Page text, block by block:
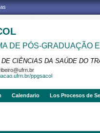
DE PÓS-GRADUAÇÃO
DE CIÊNCIAS DA SAÚDE DO
ppgsacol
Calendario Los Procesos de